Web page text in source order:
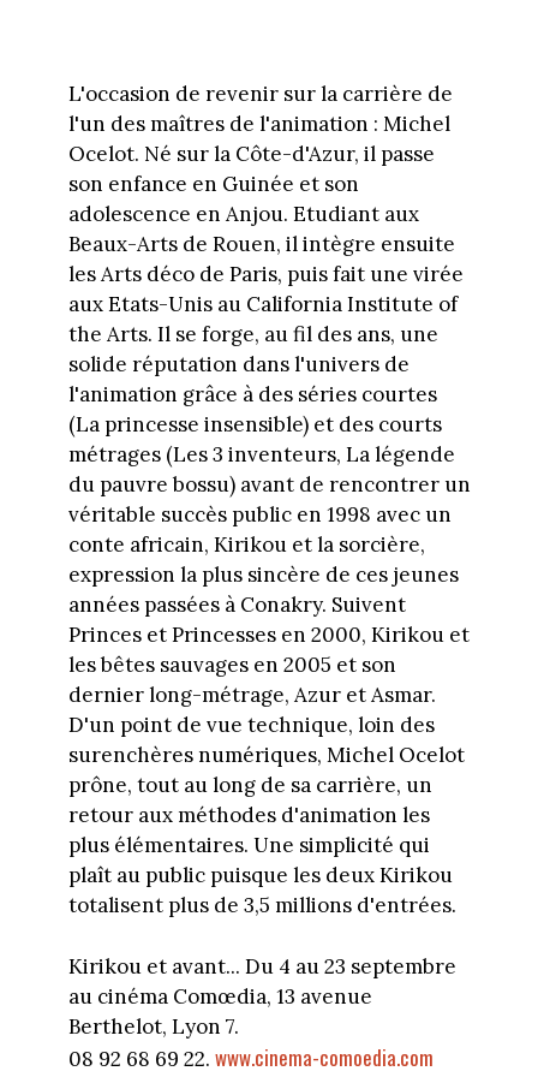
L'occasion de revenir sur la carrière de
l'un des maîtres de l'animation : Michel
Ocelot. Né sur la Côte-d'Azur, il passe
son enfance en Guinée et son
adolescence en Anjou. Etudiant aux
Beaux-Arts de Rouen, il intègre ensuite
les Arts déco de Paris, puis fait une virée
aux Etats-Unis au California Institute of
the Arts. Il se forge, au fil des ans, une
solide réputation dans l'univers de
l'animation grâce à des séries courtes
(La princesse insensible) et des courts
métrages (Les 3 inventeurs, La légende
du pauvre bossu) avant de rencontrer un
véritable succès public en 1998 avec un
conte africain, Kirikou et la sorcière,
expression la plus sincère de ces jeunes
années passées à Conakry. Suivent
Princes et Princesses en 2000, Kirikou et
les bêtes sauvages en 2005 et son
dernier long-métrage, Azur et Asmar.
D'un point de vue technique, loin des
surenchères numériques, Michel Ocelot
prône, tout au long de sa carrière, un
retour aux méthodes d'animation les
plus élémentaires. Une simplicité qui
plaît au public puisque les deux Kirikou
totalisent plus de 3,5 millions d'entrées.
Kirikou et avant... Du 4 au 23 septembre
au cinéma Comœdia, 13 avenue
Berthelot, Lyon 7.
08 92 68 69 22. www.cinema-comoedia.com